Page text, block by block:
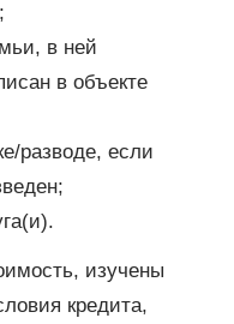
в ней
в объекте
разводе, если
изучены
кредита,